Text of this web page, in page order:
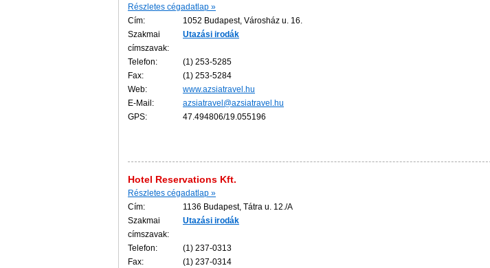
Részletes cégadatlap »
Cím:
1052 Budapest, Városház u. 16.
Szakmai
címszavak:
Utazási irodák
Telefon:
(1) 253-5285
Fax:
(1) 253-5284
Web:
www.azsiatravel.hu
E-Mail:
azsiatravel@azsiatravel.hu
GPS:
47.494806/19.055196
Hotel Reservations Kft.
Részletes cégadatlap »
Cím:
1136 Budapest, Tátra u. 12./A
Szakmai
címszavak:
Utazási irodák
Telefon:
(1) 237-0313
Fax:
(1) 237-0314